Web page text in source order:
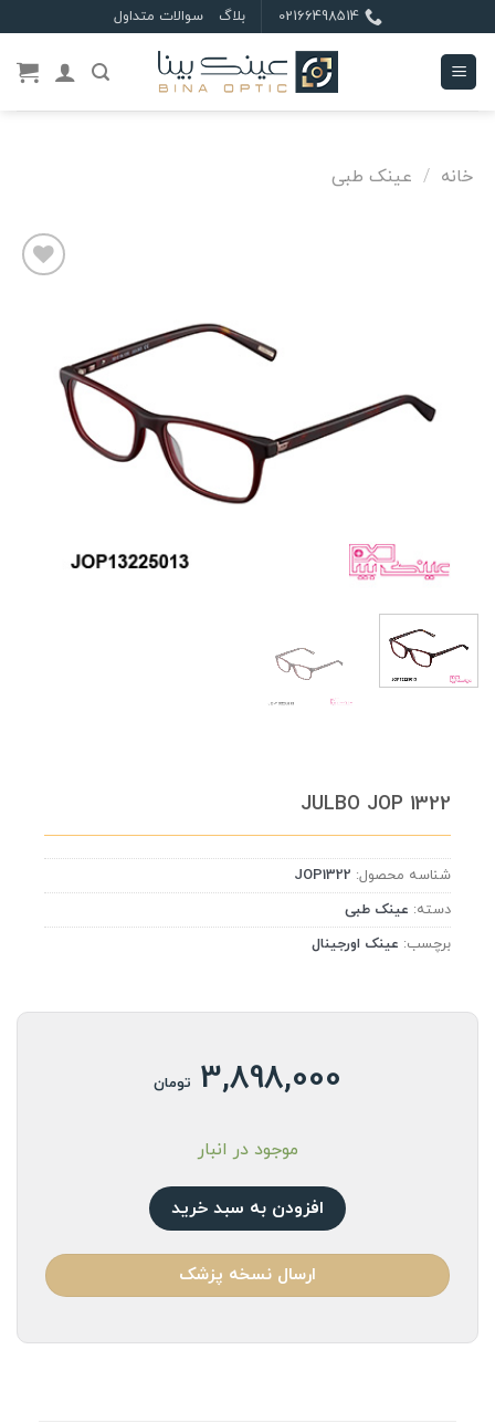
to
content
02166498514 بلاگ سوالات متداول
خانه / عینک طبی
JULBO JOP 1322
شناسه محصول: JOP1322
دسته: عینک طبی
برچسب: عینک اورجینال
3,898,000 تومان
موجود در انبار
افزودن به سبد خرید
ارسال نسخه پزشک